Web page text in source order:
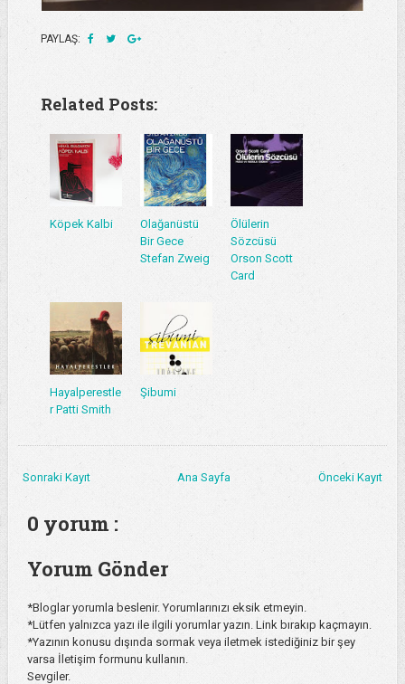
PAYLAŞ:
Related Posts:
Köpek Kalbi
Olağanüstü
Bir Gece
Stefan Zweig
Ölülerin
Sözcüsü
Orson Scott
Card
Hayalperestle
r Patti Smith
Şibumi
Sonraki Kayıt Önceki Kayıt
Ana Sayfa
0 yorum :
Yorum Gönder
*Bloglar yorumla beslenir. Yorumlarınızı eksik etmeyin.
*Lütfen yalnızca yazı ile ilgili yorumlar yazın. Link bırakıp kaçmayın.
*Yazının konusu dışında sormak veya iletmek istediğiniz bir şey
varsa İletişim formunu kullanın.
Sevgiler.